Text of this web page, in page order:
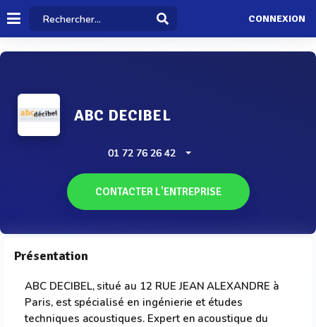
CONNEXION
ABC DECIBEL
01 72 76 26 42
CONTACTER L'ENTREPRISE
Présentation
ABC DECIBEL, situé au 12 RUE JEAN ALEXANDRE à
Paris, est spécialisé en ingénierie et études
techniques acoustiques. Expert en acoustique du